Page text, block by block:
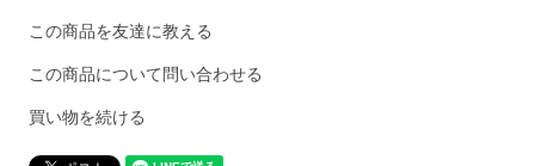
この商品を友達に教える
この商品について問い合わせる
買い物を続ける